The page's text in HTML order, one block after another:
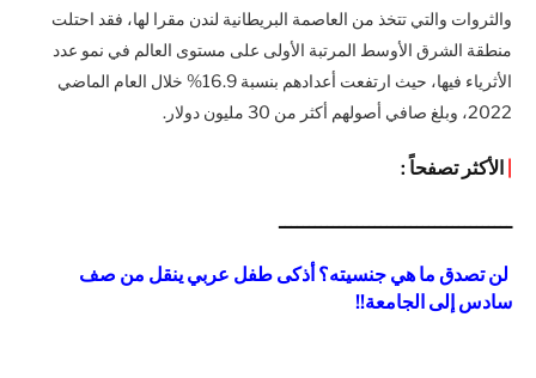
والثروات والتي تتخذ من العاصمة البريطانية لندن مقرا لها، فقد احتلت
منطقة الشرق الأوسط المرتبة الأولى على مستوى العالم في نمو عدد
الأثرياء فيها، حيث ارتفعت أعدادهم بنسبة 16.9% خلال العام الماضي
2022، وبلغ صافي أصولهم أكثر من 30 مليون دولار.
الأكثر تصفحاً :
ـــــــــــــــــــــــــــــــــــــــ
لن تصدق ما هي جنسيته؟ أذكى طفل عربي ينقل من صف
سادس إلى الجامعة!!